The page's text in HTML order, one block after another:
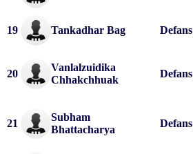
19 Tankadhar Bag Defans
20
Vanlalzuidika
Chhakchhuak
Defans
21
Subham
Bhattacharya
Defans